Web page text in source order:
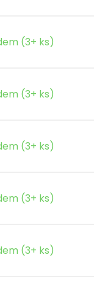
(3+ ks)
(3+ ks)
(3+ ks)
(3+ ks)
(3+ ks)